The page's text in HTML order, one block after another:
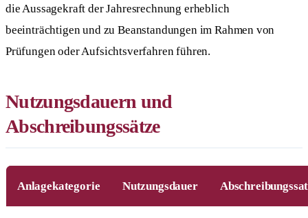
die Aussagekraft der Jahresrechnung erheblich
beeinträchtigen und zu Beanstandungen im Rahmen von
Prüfungen oder Aufsichtsverfahren führen.
Nutzungsdauern und
Abschreibungssätze
Anlagekategorie Nutzungsdauer